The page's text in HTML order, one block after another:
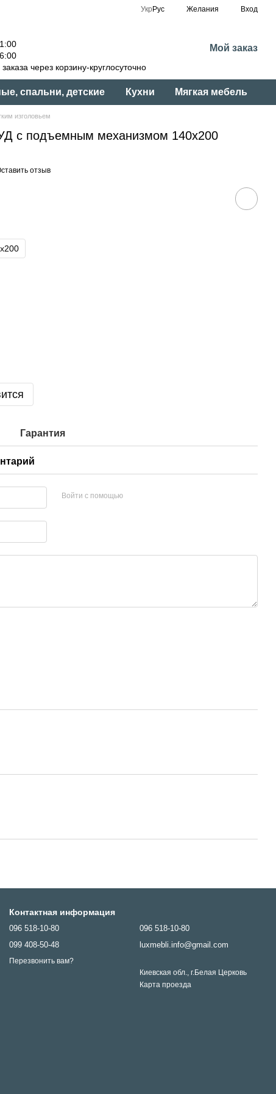
Укр Рус Желания Вход
через корзину-круглосуточно
Мой заказ
спальни, детские Кухни Мягкая мебель
изголовьем
с подъемным механизмом 140х200
отзыв
Гарантия
Войти с помощью
Контактная информация
096 518-10-80
099 408-50-48
Перезвонить вам?
096 518-10-80
luxmebli.info@gmail.com
Киевская обл., г.Белая Церковь
Карта проезда